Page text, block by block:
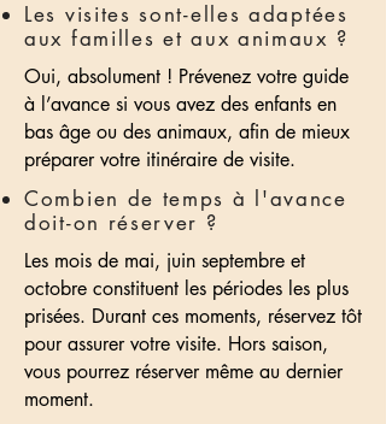
Les visites sont-elles adaptées
aux familles et aux animaux ?
Oui, absolument ! Prévenez votre guide
à l’avance si vous avez des enfants en
bas âge ou des animaux, afin de mieux
préparer votre itinéraire de visite.
Combien de temps à l'avance
doit-on réserver ?
Les mois de mai, juin septembre et
octobre constituent les périodes les plus
prisées. Durant ces moments, réservez tôt
pour assurer votre visite. Hors saison,
vous pourrez réserver même au dernier
moment.